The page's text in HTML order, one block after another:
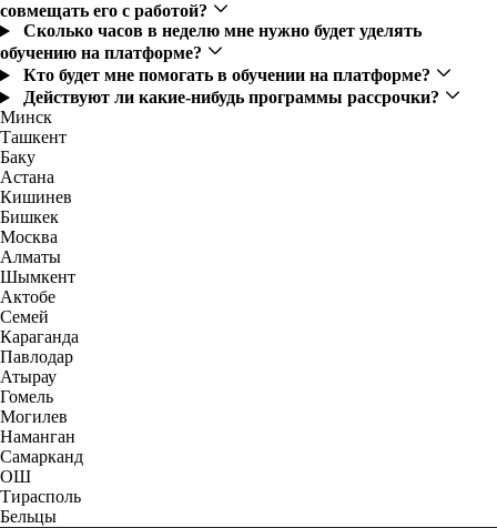
совмещать его с работой?
Сколько часов в неделю мне нужно будет уделять
обучению на платформе?
Кто будет мне помогать в обучении на платформе?
Действуют ли какие-нибудь программы рассрочки?
Минск
Ташкент
Баку
Астана
Кишинев
Бишкек
Москва
Алматы
Шымкент
Актобе
Семей
Караганда
Павлодар
Атырау
Гомель
Могилев
Наманган
Самарканд
ОШ
Тирасполь
Бельцы